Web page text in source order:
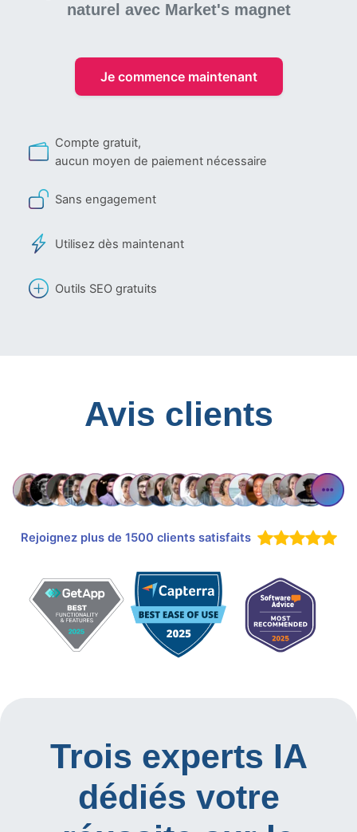
naturel avec Market's magnet
Je commence maintenant
Compte gratuit,
aucun moyen de paiement nécessaire
Sans engagement
Utilisez dès maintenant
Outils SEO gratuits
Avis clients
Rejoignez plus de 1500 clients satisfaits
Trois experts IA
dédiés votre